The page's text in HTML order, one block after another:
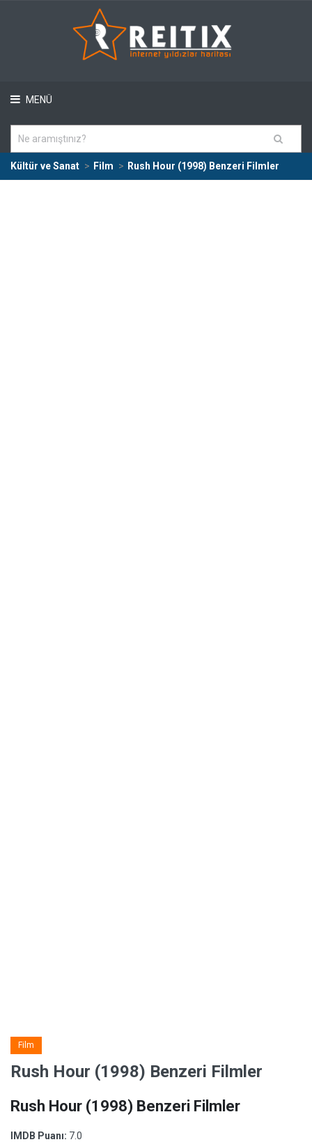
MENÜ
Kültür ve Sanat Film Rush Hour (1998) Benzeri Filmler
Film
Rush Hour (1998) Benzeri Filmler
Rush Hour (1998) Benzeri Filmler
IMDB Puanı: 7.0